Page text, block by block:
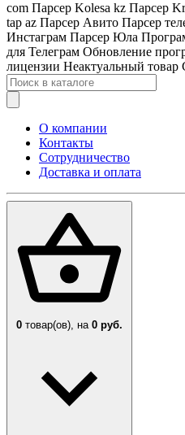
com Парсер Kolesa kz Парсер
tap az Парсер Авито Парсер
Инстаграм Парсер Юла
для Телеграм Обновление
лицензии Неактуальный товар
О компании
Контакты
Сотрудничество
Доставка и оплата
0 товар(ов), на 0 руб.